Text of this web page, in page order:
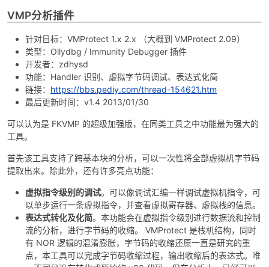
VMP分析插件
针对目标：VMProtect 1.x 2.x （大概到 VMProtect 2.09）
类型：Ollydbg / Immunity Debugger 插件
开发者：zdhysd
功能：Handler 识别、虚拟字节码调试、表达式化简
链接： https://bbs.pediy.com/thread-154621.htm
最后更新时间：v1.4 2013/01/30
可以认为是 FKVMP 的超级加强版，在同类工具之中功能最为强大的
工具。
首先该工具支持了跨基本块的分析，可以一次性将全部虚拟机字节码
提取出来。除此外，还有许多亮点功能：
虚拟指令级别的调试。可以像调试汇编一样调试虚拟机指令，可
以单步运行一条虚拟指令，并查看虚拟寄存器、虚拟栈的信息。
表达式转化及化简。本功能会在虚拟指令级别进行数据流和控制
流的分析，进行字节码的收缩。 VMProtect 是栈机结构，同时
有 NOR 逻辑的混淆膨胀，字节码的收缩还原一直是研究的重
点，本工具可以完成字节码收缩过程，输出收缩后的表达式。唯